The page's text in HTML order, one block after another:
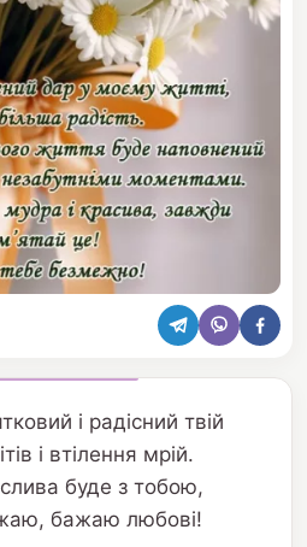
і радісний твій
і втілення мрій.
буде з тобою,
бажаю любові!